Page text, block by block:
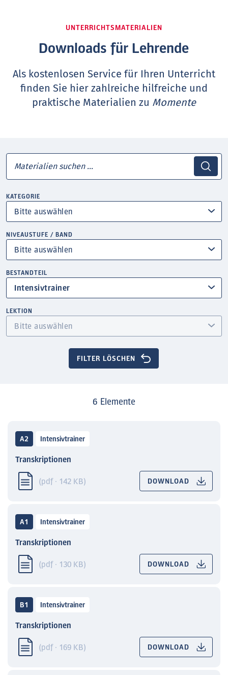
UNTERRICHTSMATERIALIEN
Downloads für Lehrende
Als kostenlosen Service für Ihren Unterricht
finden Sie hier zahlreiche hilfreiche und
praktische Materialien zu Momente
KATEGORIE
NIVEAUSTUFE / BAND
Intensivtrainer
BESTANDTEIL
LEKTION
FILTER LÖSCHEN
6 Elemente
A2 Intensivtrainer
Transkriptionen
(pdf · 142 KB) DOWNLOAD
A1 Intensivtrainer
Transkriptionen
(pdf · 130 KB) DOWNLOAD
B1 Intensivtrainer
Transkriptionen
(pdf · 169 KB) DOWNLOAD